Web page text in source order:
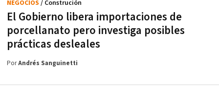
El Gobierno libera importaciones de
porcellanato pero investiga posibles
prácticas desleales
NEGOCIOS / Construción
PorAndrés Sanguinetti